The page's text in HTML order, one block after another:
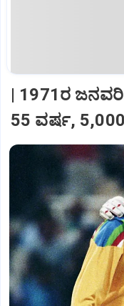
| 1971ರ
55 ವರ್ಷ,